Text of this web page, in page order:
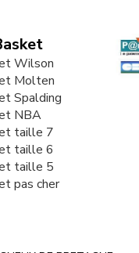
Wilson
Molten
Spalding
NBA
taille 7
taille 6
taille 5
pas cher